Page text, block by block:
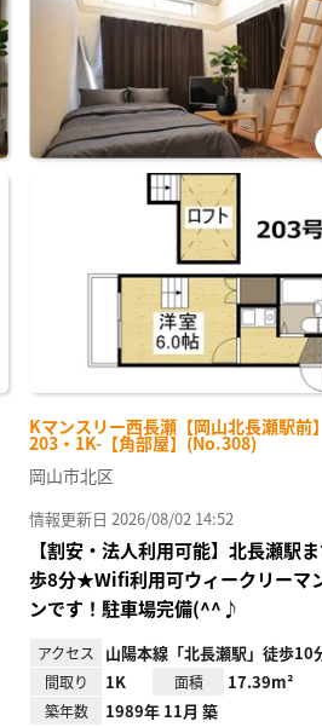
Kマンスリー西長瀬【岡山北長瀬駅前】
203・1K-【角部屋】(No.308)
岡山市北区
情報更新日 2026/08/02 14:52
【割安・法人利用可能】北長瀬駅
歩8分★Wifi利用可ウィークリーマ
ンです！駐車場完備(^^♪
アクセス 山陽本線「北長瀬駅」徒歩10
間取り 1K 面積 17.39m²
築年数 1989年 11月 築